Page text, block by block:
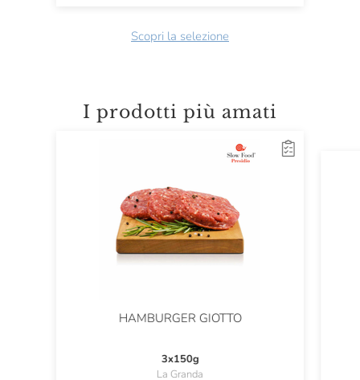
Scopri la selezione
I prodotti più amati
HAMBURGER GIOTTO
3x150g
La Granda